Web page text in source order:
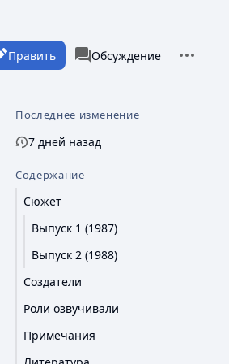
Править associated-pages
Статья
Обсуждение
Последнее изменение
7 дней назад
Содержание
Сюжет
Выпуск 1 (1987)
Выпуск 2 (1988)
Создатели
Роли озвучивали
Примечания